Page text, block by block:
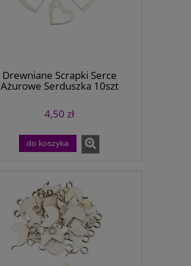
Drewniane Scrapki Serce
Ażurowe Serduszka 10szt
4,50 zł
do koszyka